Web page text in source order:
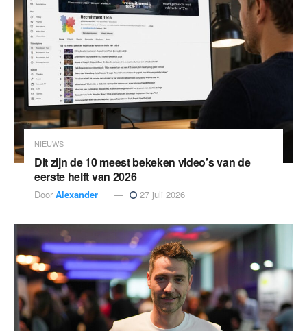
NIEUWS
Dit zijn de 10 meest bekeken video’s van de
eerste helft van 2026
Door Alexander 27 juli 2026